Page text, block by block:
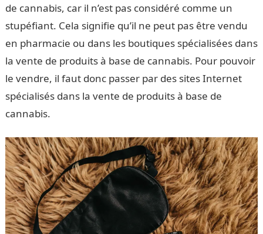
de cannabis, car il n’est pas considéré comme un
stupéfiant. Cela signifie qu’il ne peut pas être vendu
en pharmacie ou dans les boutiques spécialisées dans
la vente de produits à base de cannabis. Pour pouvoir
le vendre, il faut donc passer par des sites Internet
spécialisés dans la vente de produits à base de
cannabis.